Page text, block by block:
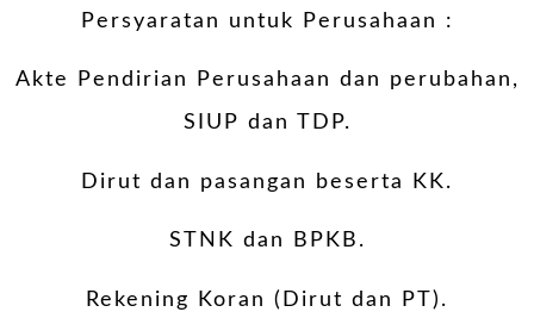
Persyaratan untuk Perusahaan :
Akte Pendirian Perusahaan dan perubahan,
SIUP dan TDP.
Dirut dan pasangan beserta KK.
STNK dan BPKB.
Rekening Koran (Dirut dan PT).